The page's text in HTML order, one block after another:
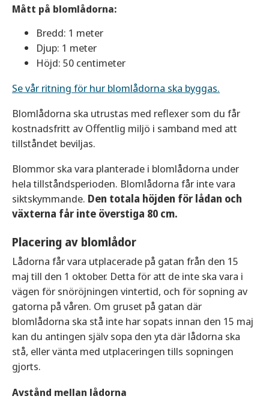
Mått på blomlådorna:
Bredd: 1 meter
Djup: 1 meter
Höjd: 50 centimeter
Se vår ritning för hur blomlådorna ska byggas.
Blomlådorna ska utrustas med reflexer som du får
kostnadsfritt av Offentlig miljö i samband med att
tillståndet beviljas.
Blommor ska vara planterade i blomlådorna under
hela tillståndsperioden. Blomlådorna får inte vara
siktskymmande. Den totala höjden för lådan och
växterna får inte överstiga 80 cm.
Placering av blomlådor
Lådorna får vara utplacerade på gatan från den 15
maj till den 1 oktober. Detta för att de inte ska vara i
vägen för snöröjningen vintertid, och för sopning av
gatorna på våren. Om gruset på gatan där
blomlådorna ska stå inte har sopats innan den 15 maj
kan du antingen själv sopa den yta där lådorna ska
stå, eller vänta med utplaceringen tills sopningen
gjorts.
Avstånd mellan lådorna